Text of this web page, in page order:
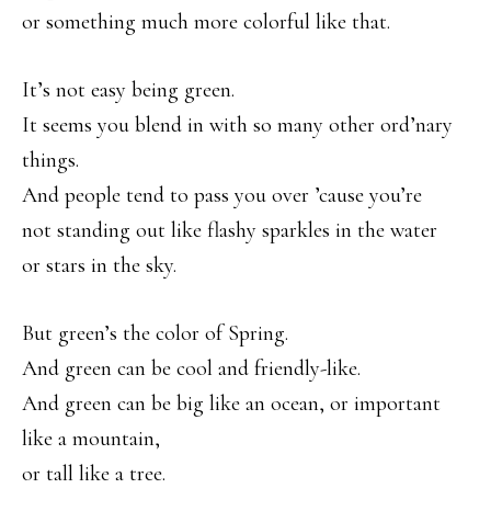
or something much more colorful like that.
It’s not easy being green.
It seems you blend in with so many other ord’nary
things.
And people tend to pass you over ’cause you’re
not standing out like flashy sparkles in the water
or stars in the sky.
But green’s the color of Spring.
And green can be cool and friendly-like.
And green can be big like an ocean, or important
like a mountain,
or tall like a tree.